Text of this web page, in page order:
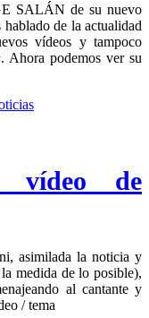
SALÁN de su nuevo
hablado de la actualidad
vídeos y tampoco
Ahora podemos ver su
vídeo de
asimilada la noticia y
medida de lo posible),
al cantante y
/ tema